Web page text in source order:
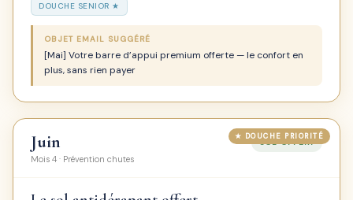
DOUCHE SENIOR ★
OBJET EMAIL SUGGÉRÉ
[Mai] Votre barre d’appui premium offerte — le confort en
plus, sans rien payer
Juin
Mois 4 · Prévention chutes
SOL OFFERT